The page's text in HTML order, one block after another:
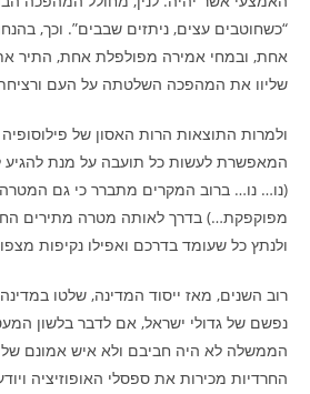
“כשחוטבים עצים, ניתזים שבבים”. וכך,
אחת, ובמחי אמירה מפולפלת אחת, התיר
שליוו את המהפכה השלטתה על העם ורציחת
ולמרות התוצאות הרות האסון של
המאפשרת לעשות כל תועבה על מנת להגיע
(נו… נו… ברוב המקרים מתברר כי גם
מפוקפקת…) בדרך לאותה מטרה מתירים
ולנתץ כל שעומד בדרכם ואפילו נקיפות
רוב השנים, מאז ייסוד המדינה, שלטו
נפשם של גדולי ישראל, אם לדבר בלשון
הממשלה לא היה חביבם ולא איש אמונם של
החרדיות מכירות את ספסלי האופוזיציה